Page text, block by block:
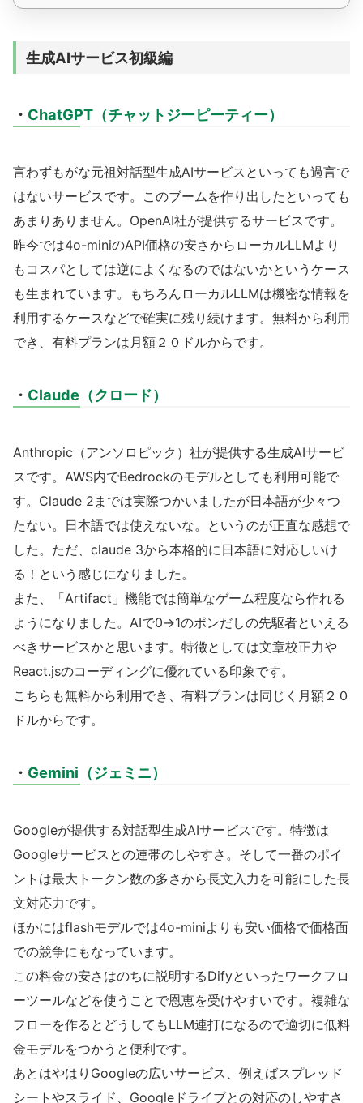
生成AIサービス初級編
・ ChatGPT（チャットジーピーティー）
言わずもがな元祖対話型生成AIサービスといっても過言で
はないサービスです。このブームを作り出したといっても
あまりありません。OpenAI社が提供するサービスです。
昨今では4o-miniのAPI価格の安さからローカルLLMより
もコスパとしては逆によくなるのではないかというケース
も生まれています。もちろんローカルLLMは機密な情報を
利用するケースなどで確実に残り続けます。無料から利用
でき、有料プランは月額２０ドルからです。
・ Claude（クロード）
Anthropic（アンソロピック）社が提供する生成AIサービ
スです。AWS内でBedrockのモデルとしても利用可能で
す。Claude 2までは実際つかいましたが日本語が少々つ
たない。日本語では使えないな。というのが正直な感想で
した。ただ、claude 3から本格的に日本語に対応しいけ
る！という感じになりました。
また、「Artifact」機能では簡単なゲーム程度なら作れる
ようになりました。AIで0→1のポンだしの先駆者といえる
べきサービスかと思います。特徴としては文章校正力や
React.jsのコーディングに優れている印象です。
こちらも無料から利用でき、有料プランは同じく月額２０
ドルからです。
・ Gemini（ジェミニ）
Googleが提供する対話型生成AIサービスです。特徴は
Googleサービスとの連帯のしやすさ。そして一番のポイ
ントは最大トークン数の多さから長文入力を可能にした長
文対応力です。
ほかにはflashモデルでは4o-miniよりも安い価格で価格面
での競争にもなっています。
この料金の安さはのちに説明するDifyといったワークフロ
ーツールなどを使うことで恩恵を受けやすいです。複雑な
フローを作るとどうしてもLLM連打になるので適切に低料
金モデルをつかうと便利です。
あとはやはりGoogleの広いサービス、例えばスプレッド
シートやスライド、Googleドライブとの対応のしやすさ